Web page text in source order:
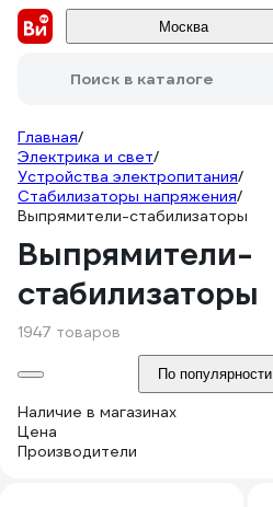
Москва
Поиск в каталоге
Главная/
Электрика и свет/
Устройства электропитания/
Стабилизаторы напряжения/
Выпрямители-стабилизаторы
Выпрямители-
стабилизаторы
1947 товаров
По популярности
Наличие в магазинах
Цена
Производители